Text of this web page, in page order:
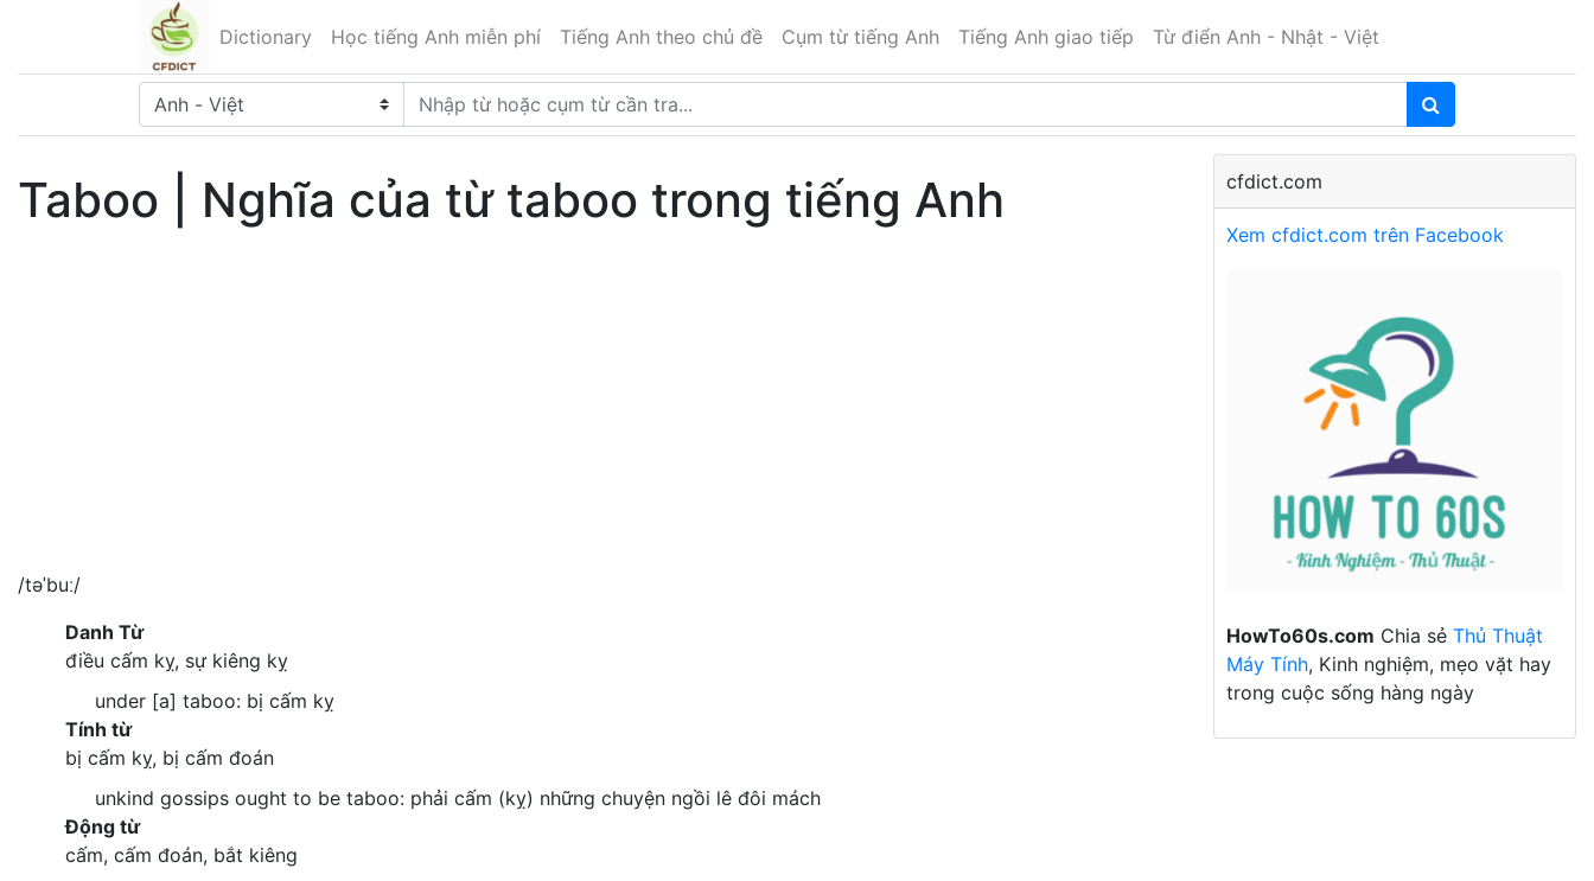
Dictionary Học tiếng Anh miễn phí Tiếng Anh theo chủ đề Cụm từ tiếng Anh Tiếng Anh giao tiếp Từ điển Anh - Nhật - Việt
Taboo | Nghĩa của từ taboo trong tiếng Anh
/təˈbuː/
Danh Từ
điều cấm kỵ, sự kiêng kỵ
under [a] taboo: bị cấm kỵ
Tính từ
bị cấm kỵ, bị cấm đoán
unkind gossips ought to be taboo: phải cấm (kỵ) những chuyện ngồi lê đôi mách
Động từ
cấm, cấm đoán, bắt kiêng
cfdict.com
Xem cfdict.com trên Facebook
HowTo60s.com Chia sẻ Thủ Thuật
Máy Tính, Kinh nghiệm, mẹo vặt hay
trong cuộc sống hàng ngày